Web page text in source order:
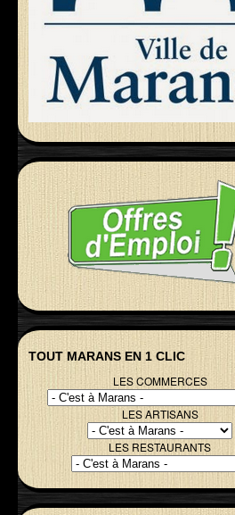
TOUT MARANS EN 1 CLIC
LES COMMERCES
LES ARTISANS
LES RESTAURANTS